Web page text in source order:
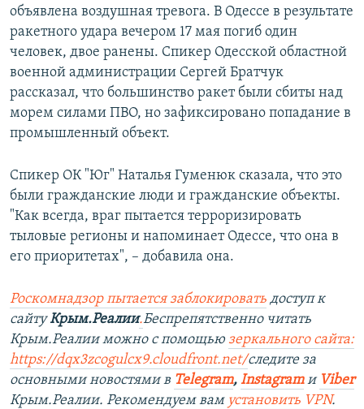
объявлена воздушная тревога. В Одессе в результате
ракетного удара вечером 17 мая погиб один
человек, двое ранены. Спикер Одесской областной
военной администрации Сергей Братчук
рассказал, что большинство ракет были сбиты над
морем силами ПВО, но зафиксировано попадание в
промышленный объект.
Спикер ОК "Юг" Наталья Гуменюк сказала, что это
были гражданские люди и гражданские объекты.
"Как всегда, враг пытается терроризировать
тыловые регионы и напоминает Одессе, что она в
его приоритетах", – добавила она.
Роскомнадзор пытается заблокировать доступ к
сайтуКрым.Реалии.Беспрепятственно читать
Крым.Реалии можно с помощью зеркального сайта:
https://dqx3zcogulcx9.cloudfront.net/следите за
основными новостями в Telegram, Instagramи Viber
Крым.Реалии. Рекомендуем вам установить VPN.